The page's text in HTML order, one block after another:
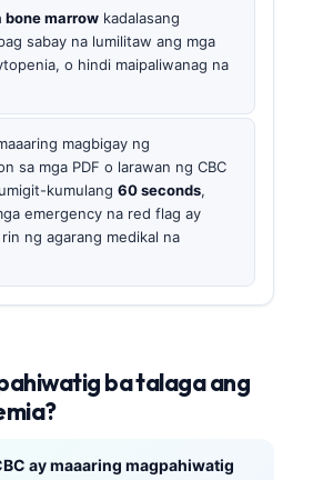
bone marrow kadalasang
sabay na lumilitaw ang mga
o hindi maipaliwanag na
magbigay ng
sa mga PDF o larawan ng CBC
kumulang 60 seconds,
emergency na red flag ay
ng agarang medikal na
ba talaga ang
ay maaaring magpahiwatig